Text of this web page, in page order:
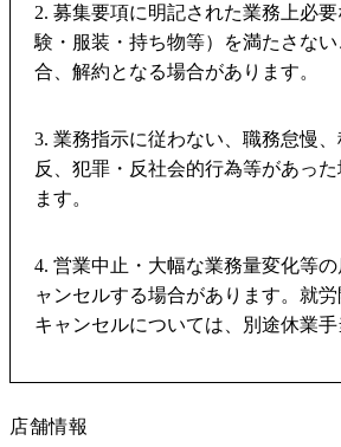
2. 募集要項に明記された業務上必
験・服装・持ち物等）を満たさな
合、解約となる場合があります。
3. 業務指示に従わない、職務怠慢
反、犯罪・反社会的行為等があっ
ます。
4. 営業中止・大幅な業務量変化等
ャンセルする場合があります。就
キャンセルについては、別途休業手
店舗情報